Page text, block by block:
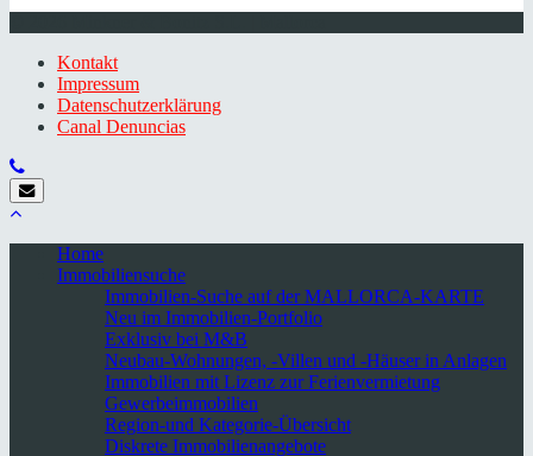
Kontakt
Impressum
Datenschutzerklärung
Canal Denuncias
Home
Immobiliensuche
Immobilien-Suche auf der MALLORCA-KARTE
Neu im Immobilien-Portfolio
Exklusiv bei M&B
Neubau-Wohnungen, -Villen und -Häuser in Anlagen
Immobilien mit Lizenz zur Ferienvermietung
Gewerbeimmobilien
Region-und Kategorie-Übersicht
Diskrete Immobilienangebote